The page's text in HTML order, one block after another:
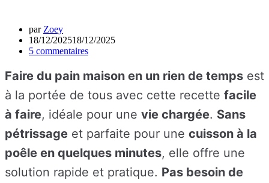
par Zoey
18/12/202518/12/2025
5 commentaires
Faire du pain maison en un rien de temps est
à la portée de tous avec cette recette facile
à faire, idéale pour une vie chargée. Sans
pétrissage et parfaite pour une cuisson à la
poêle en quelques minutes, elle offre une
solution rapide et pratique. Pas besoin de